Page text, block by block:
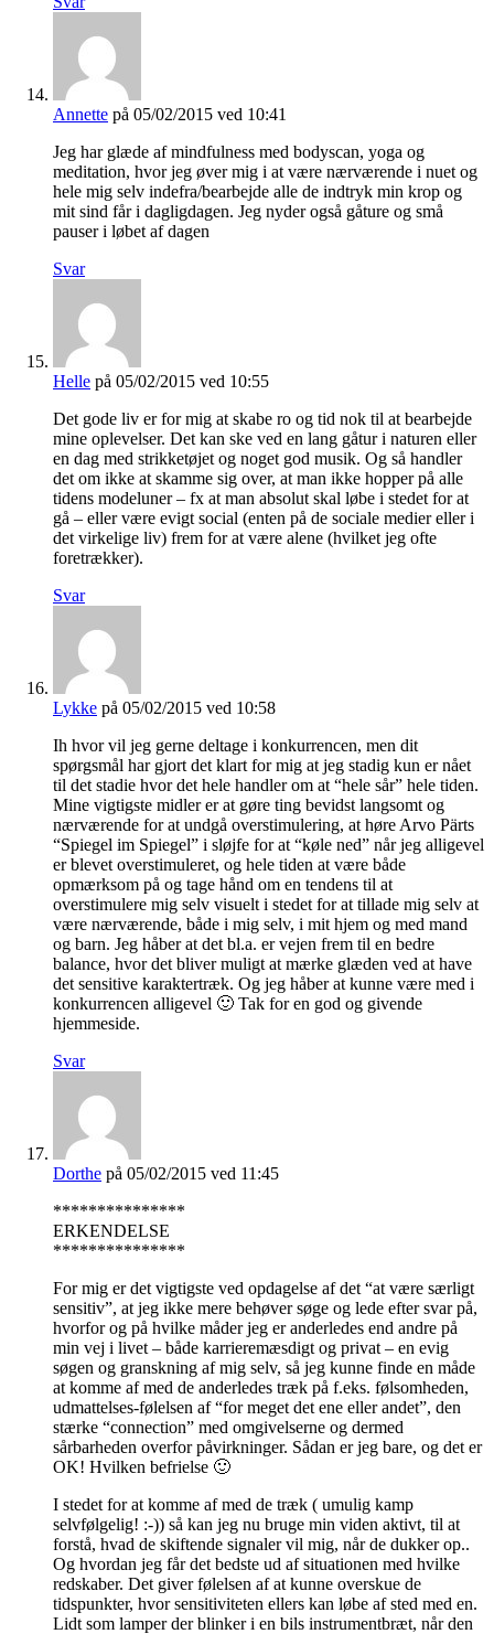
Annette på 05/02/2015 ved 10:41
Jeg har glæde af mindfulness med bodyscan, yoga og
meditation, hvor jeg øver mig i at være nærværende i nuet og
hele mig selv indefra/bearbejde alle de indtryk min krop og
mit sind får i dagligdagen. Jeg nyder også gåture og små
pauser i løbet af dagen
Svar
Helle på 05/02/2015 ved 10:55
Det gode liv er for mig at skabe ro og tid nok til at bearbejde
mine oplevelser. Det kan ske ved en lang gåtur i naturen eller
en dag med strikketøjet og noget god musik. Og så handler
det om ikke at skamme sig over, at man ikke hopper på alle
tidens modeluner – fx at man absolut skal løbe i stedet for at
gå – eller være evigt social (enten på de sociale medier eller i
det virkelige liv) frem for at være alene (hvilket jeg ofte
foretrækker).
Svar
Lykke på 05/02/2015 ved 10:58
Ih hvor vil jeg gerne deltage i konkurrencen, men dit
spørgsmål har gjort det klart for mig at jeg stadig kun er nået
til det stadie hvor det hele handler om at “hele sår” hele tiden.
Mine vigtigste midler er at gøre ting bevidst langsomt og
nærværende for at undgå overstimulering, at høre Arvo Pärts
“Spiegel im Spiegel” i sløjfe for at “køle ned” når jeg alligevel
er blevet overstimuleret, og hele tiden at være både
opmærksom på og tage hånd om en tendens til at
overstimulere mig selv visuelt i stedet for at tillade mig selv at
være nærværende, både i mig selv, i mit hjem og med mand
og barn. Jeg håber at det bl.a. er vejen frem til en bedre
balance, hvor det bliver muligt at mærke glæden ved at have
det sensitive karaktertræk. Og jeg håber at kunne være med i
konkurrencen alligevel 🙂 Tak for en god og givende
hjemmeside.
Svar
Dorthe på 05/02/2015 ved 11:45
***************
ERKENDELSE
***************
For mig er det vigtigste ved opdagelse af det “at være særligt
sensitiv”, at jeg ikke mere behøver søge og lede efter svar på,
hvorfor og på hvilke måder jeg er anderledes end andre på
min vej i livet – både karrieremæsdigt og privat – en evig
søgen og granskning af mig selv, så jeg kunne finde en måde
at komme af med de anderledes træk på f.eks. følsomheden,
udmattelses-følelsen af “for meget det ene eller andet”, den
stærke “connection” med omgivelserne og dermed
sårbarheden overfor påvirkninger. Sådan er jeg bare, og det er
OK! Hvilken befrielse 🙂
I stedet for at komme af med de træk ( umulig kamp
selvfølgelig! :-)) så kan jeg nu bruge min viden aktivt, til at
forstå, hvad de skiftende signaler vil mig, når de dukker op..
Og hvordan jeg får det bedste ud af situationen med hvilke
redskaber. Det giver følelsen af at kunne overskue de
tidspunkter, hvor sensitiviteten ellers kan løbe af sted med en.
Lidt som lamper der blinker i en bils instrumentbræt, når den